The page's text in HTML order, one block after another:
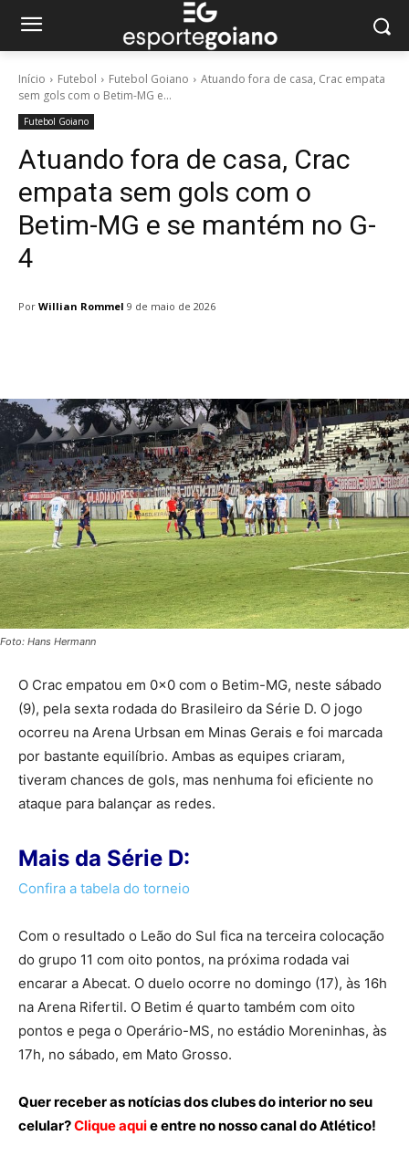
Início Futebol Futebol Goiano
Atuando fora de casa, Crac empata
sem gols com o Betim-MG e...
Futebol Goiano
Atuando fora de casa, Crac
empata sem gols com o
Betim-MG e se mantém no G-
4
Por Willian Rommel 9 de maio de 2026
Foto: Hans Hermann
O Crac empatou em 0x0 com o Betim-MG, neste sábado
(9), pela sexta rodada do Brasileiro da Série D. O jogo
ocorreu na Arena Urbsan em Minas Gerais e foi marcada
por bastante equilíbrio. Ambas as equipes criaram,
tiveram chances de gols, mas nenhuma foi eficiente no
ataque para balançar as redes.
Mais da Série D:
Confira a tabela do torneio
Com o resultado o Leão do Sul fica na terceira colocação
do grupo 11 com oito pontos, na próxima rodada vai
encarar a Abecat. O duelo ocorre no domingo (17), às 16h
na Arena Rifertil. O Betim é quarto também com oito
pontos e pega o Operário-MS, no estádio Moreninhas, às
17h, no sábado, em Mato Grosso.
Quer receber as notícias dos clubes do interior no seu
celular?Clique aquie entre no nosso canal do Atlético!